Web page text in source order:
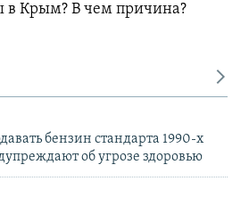
в Крым? В чем причина?
бензин стандарта 1990-х
об угрозе здоровью